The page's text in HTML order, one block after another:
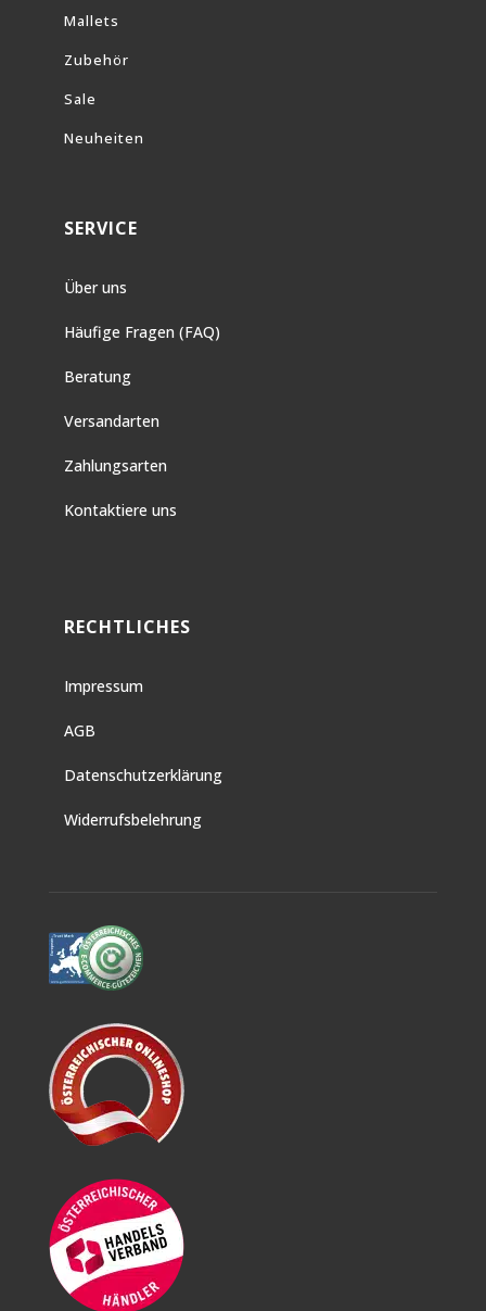
Mallets
Zubehör
Sale
Neuheiten
SERVICE
Über uns
Häufige Fragen (FAQ)
Beratung
Versandarten
Zahlungsarten
Kontaktiere uns
RECHTLICHES
Impressum
AGB
Datenschutzerklärung
Widerrufsbelehrung